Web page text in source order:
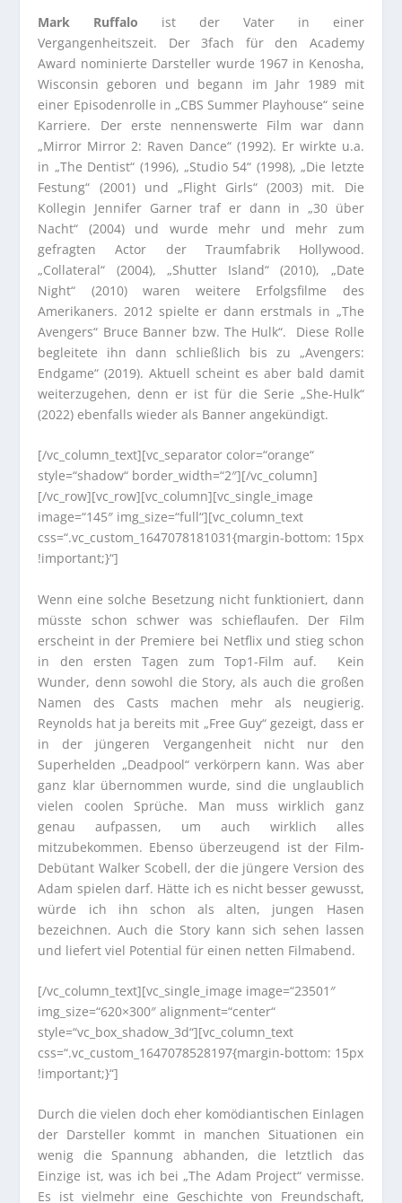
Mark Ruffalo ist der Vater in einer
Vergangenheitszeit. Der 3fach für den Academy
Award nominierte Darsteller wurde 1967 in Kenosha,
Wisconsin geboren und begann im Jahr 1989 mit
einer Episodenrolle in „CBS Summer Playhouse“ seine
Karriere. Der erste nennenswerte Film war dann
„Mirror Mirror 2: Raven Dance“ (1992). Er wirkte u.a.
in „The Dentist“ (1996), „Studio 54“ (1998), „Die letzte
Festung“ (2001) und „Flight Girls“ (2003) mit. Die
Kollegin Jennifer Garner traf er dann in „30 über
Nacht“ (2004) und wurde mehr und mehr zum
gefragten Actor der Traumfabrik Hollywood.
„Collateral“ (2004), „Shutter Island“ (2010), „Date
Night“ (2010) waren weitere Erfolgsfilme des
Amerikaners. 2012 spielte er dann erstmals in „The
Avengers“ Bruce Banner bzw. The Hulk“. Diese Rolle
begleitete ihn dann schließlich bis zu „Avengers:
Endgame“ (2019). Aktuell scheint es aber bald damit
weiterzugehen, denn er ist für die Serie „She-Hulk“
(2022) ebenfalls wieder als Banner angekündigt.
[/vc_column_text][vc_separator color=“orange“
style=“shadow“ border_width=“2″][/vc_column]
[/vc_row][vc_row][vc_column][vc_single_image
image=“145″ img_size=“full“][vc_column_text
css=“.vc_custom_1647078181031{margin-bottom: 15px
!important;}“]
Wenn eine solche Besetzung nicht funktioniert, dann
müsste schon schwer was schieflaufen. Der Film
erscheint in der Premiere bei Netflix und stieg schon
in den ersten Tagen zum Top1-Film auf. Kein
Wunder, denn sowohl die Story, als auch die großen
Namen des Casts machen mehr als neugierig.
Reynolds hat ja bereits mit „Free Guy“ gezeigt, dass er
in der jüngeren Vergangenheit nicht nur den
Superhelden „Deadpool“ verkörpern kann. Was aber
ganz klar übernommen wurde, sind die unglaublich
vielen coolen Sprüche. Man muss wirklich ganz
genau aufpassen, um auch wirklich alles
mitzubekommen. Ebenso überzeugend ist der Film-
Debütant Walker Scobell, der die jüngere Version des
Adam spielen darf. Hätte ich es nicht besser gewusst,
würde ich ihn schon als alten, jungen Hasen
bezeichnen. Auch die Story kann sich sehen lassen
und liefert viel Potential für einen netten Filmabend.
[/vc_column_text][vc_single_image image=“23501″
img_size=“620×300″ alignment=“center“
style=“vc_box_shadow_3d“][vc_column_text
css=“.vc_custom_1647078528197{margin-bottom: 15px
!important;}“]
Durch die vielen doch eher komödiantischen Einlagen
der Darsteller kommt in manchen Situationen ein
wenig die Spannung abhanden, die letztlich das
Einzige ist, was ich bei „The Adam Project“ vermisse.
Es ist vielmehr eine Geschichte von Freundschaft,